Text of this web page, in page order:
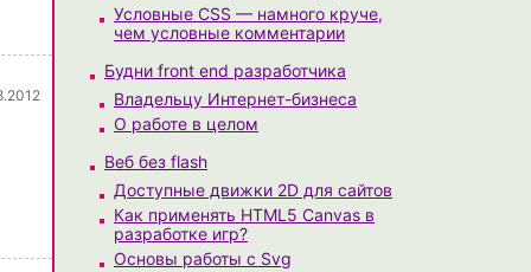
Условные CSS — намного круче,
чем условные комментарии
Будни front end разработчика
Владельцу Интернет-бизнеса
О работе в целом
Веб без flash
Доступные движки 2D для сайтов
Как применять HTML5 Canvas в
разработке игр?
Основы работы с Svg